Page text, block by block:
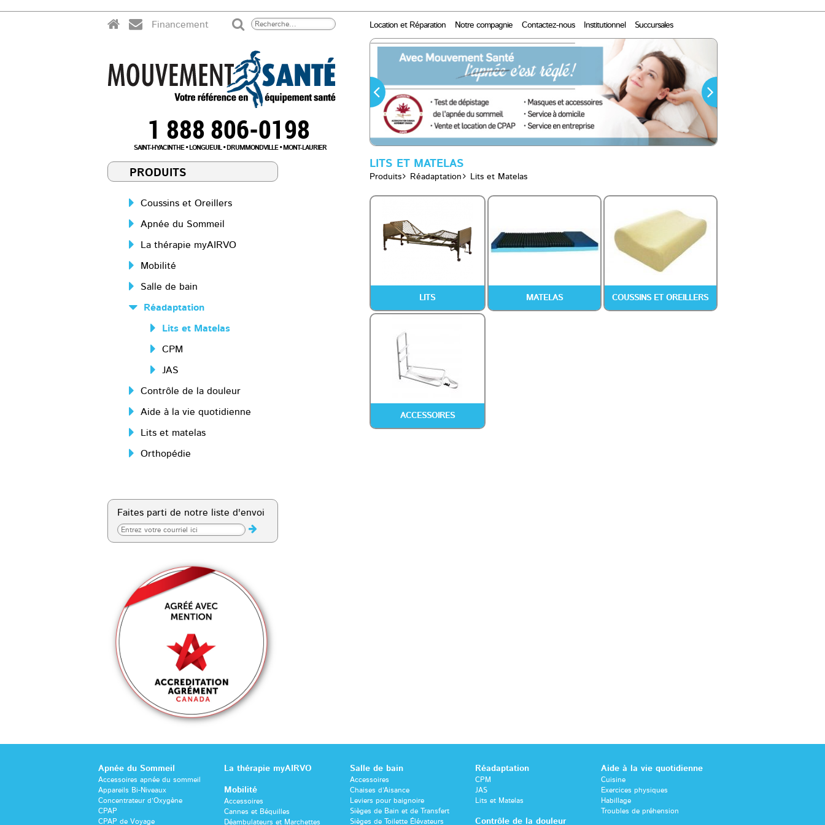
Financement Location et Réparation Notre compagnie Contactez-nous Institutionnel Succursales
1 888 806-0198
SAINT-HYACINTHE LONGUEUIL DRUMMONDVILLE MONT-LAURIER
PRODUITS
Coussins et Oreillers
Apnée du Sommeil
La thérapie myAIRVO
Mobilité
Salle de bain
Réadaptation
Lits et Matelas
CPM
JAS
Contrôle de la douleur
Aide à la vie quotidienne
Lits et matelas
Orthopédie
Faites parti de notre liste d'envoi
LITS ET MATELAS
Produits Réadaptation Lits et Matelas
LITS MATELAS COUSSINS ET OREILLERS
ACCESSOIRES
Apnée du Sommeil
Accessoires apnée du sommeil
Appareils Bi-Niveaux
Concentrateur d’Oxygène
CPAP
CPAP de Voyage
La thérapie myAIRVO
Mobilité
Accessoires
Cannes et Béquilles
Déambulateurs et Marchettes
Salle de bain
Accessoires
Chaises d’Aisance
Leviers pour baignoire
Sièges de Bain et de Transfert
Sièges de Toilette Élévateurs
Réadaptation
CPM
JAS
Lits et Matelas
Contrôle de la douleur
Aide à la vie quotidienne
Cuisine
Exercices physiques
Habillage
Troubles de préhension